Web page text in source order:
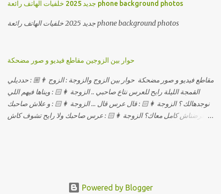
جديد 2025 خلفيات الهاتف رائعة phone background photos
جديد 2025 خلفيات الهاتف رائعة phone background photos
حوار بين الزوجين مقاطع فيديو و صور مضحكة
مقاطع فيديو و صور مضحكة حوار بين الزوج والزوجة : الزوج 👨🏼 : حدديلي
القمجة الليلة رايح للعرس نتاع صاحبي .. الزوجة 👩🏻 : ويناها فيهم اللي
نوجدهالك ؟ الزوجة 👩🏻 : قال عرس قال ... الزوجة 👩🏻 : و علاش صاحبك
ماعرضناش كامل معاك؟ الزوجة 👩🏻 : عرس صاحبك ولا رايح تشوف كاش
مديتهالي .. واقيلا تحسب روحك شريتني بيهم ؟ الزوجة 👩🏻 : فالح غير في
Powered by Blogger